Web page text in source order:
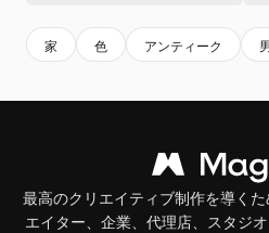
家 色 アンティーク
最高のクリエイティブ制作を導く
エイター、企業、代理店、スタジ